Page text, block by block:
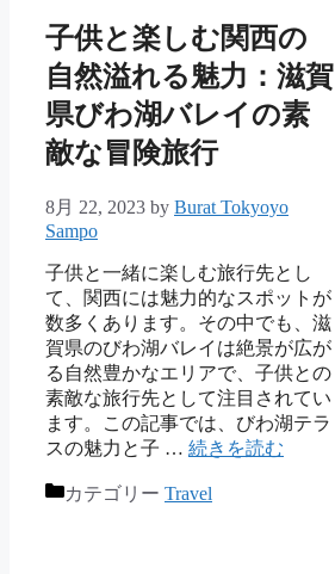
子供と楽しむ関西の
自然溢れる魅力：滋賀
県びわ湖バレイの素
敵な冒険旅行
8月 22, 2023 by Burat Tokyoyo
Sampo
子供と一緒に楽しむ旅行先とし
て、関西には魅力的なスポットが
数多くあります。その中でも、滋
賀県のびわ湖バレイは絶景が広が
る自然豊かなエリアで、子供との
素敵な旅行先として注目されてい
ます。この記事では、びわ湖テラ
スの魅力と子 … 続きを読む
カテゴリー Travel